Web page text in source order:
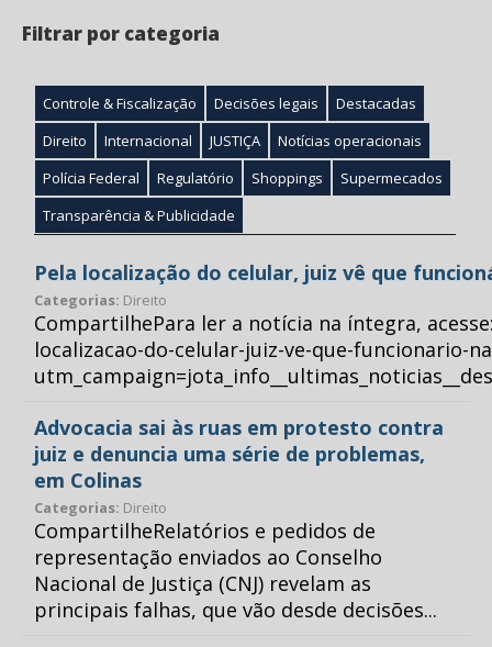
Filtrar por categoria
Controle & Fiscalização Decisões legais
Destacadas
Direito
Internacional JUSTIÇA
Notícias operacionais
Polícia Federal
Regulatório Shoppings
Supermecados
Transparência & Publicidade
Pela localização do celular, juiz vê que
Categorias: Direito
CompartilhePara ler a notícia na íntegra,
localizacao-do-celular-juiz-ve-que-funcionario-
Advocacia sai às ruas em protesto contra
juiz e denuncia uma série de problemas,
em Colinas
Categorias: Direito
CompartilheRelatórios e pedidos de
representação enviados ao Conselho
Nacional de Justiça (CNJ) revelam as
principais falhas, que vão desde decisões...